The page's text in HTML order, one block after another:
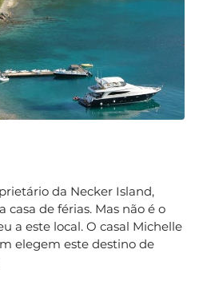
da Necker Island,
casa de férias. Mas não é o
a este local. O casal Michelle
elegem este destino de